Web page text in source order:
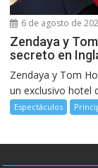
6 de agosto de
Zendaya y
secreto en
Zendaya y Tom
un exclusivo hotel
Espectáculos